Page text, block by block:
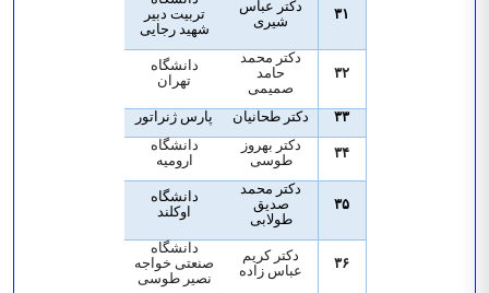
۳۱
دکتر عباس
شیری
تربیت دبیر
شهید رجایی
۳۲
دکتر محمد
حامد
صمیمی
دانشگاه
تهران
۳۳ دکتر طحانیان پارس ژنراتور
۳۴
دکتر بهروز
طوسی
دانشگاه
ارومیه
۳۵
دکتر محمد
صدیق
طولابی
دانشگاه
اوکلند
۳۶
دکتر کریم
عباس زاده
دانشگاه
صنعتی خواجه
نصیر طوسی